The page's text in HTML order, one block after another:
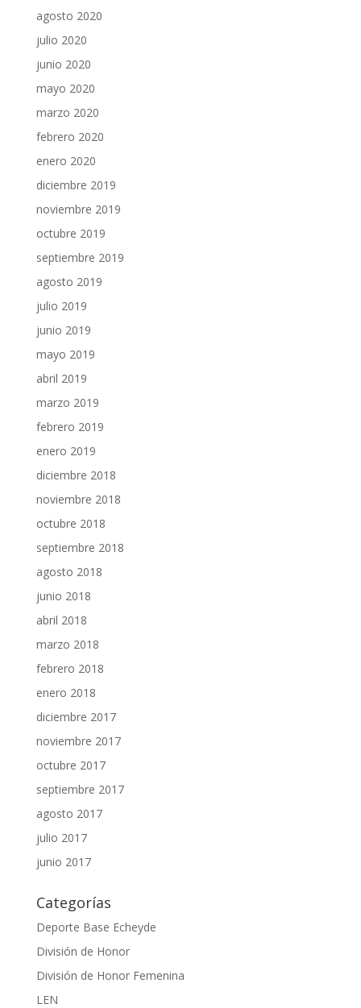
agosto 2020
julio 2020
junio 2020
mayo 2020
marzo 2020
febrero 2020
enero 2020
diciembre 2019
noviembre 2019
octubre 2019
septiembre 2019
agosto 2019
julio 2019
junio 2019
mayo 2019
abril 2019
marzo 2019
febrero 2019
enero 2019
diciembre 2018
noviembre 2018
octubre 2018
septiembre 2018
agosto 2018
junio 2018
abril 2018
marzo 2018
febrero 2018
enero 2018
diciembre 2017
noviembre 2017
octubre 2017
septiembre 2017
agosto 2017
julio 2017
junio 2017
Categorías
Deporte Base Echeyde
División de Honor
División de Honor Femenina
LEN